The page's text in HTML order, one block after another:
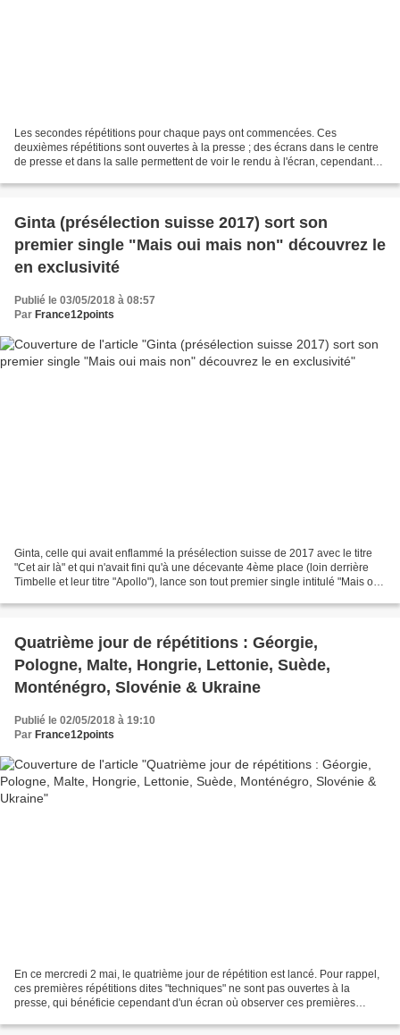
Les secondes répétitions pour chaque pays ont commencées. Ces
deuxièmes répétitions sont ouvertes à la presse ; des écrans dans le centre
de presse et dans la salle permettent de voir le rendu à l'écran, cependant
Ginta (présélection suisse 2017) sort son
premier single "Mais oui mais non" découvrez le
en exclusivité
Publié le 03/05/2018 à 08:57
Par France12points
Ginta, celle qui avait enflammé la présélection suisse de 2017 avec le titre
"Cet air là" et qui n'avait fini qu'à une décevante 4ème place (loin derrière
Timbelle et leur titre "Apollo"), lance son tout premier single intitulé "Mais oui
Quatrième jour de répétitions : Géorgie,
Pologne, Malte, Hongrie, Lettonie, Suède,
Monténégro, Slovénie & Ukraine
Publié le 02/05/2018 à 19:10
Par France12points
En ce mercredi 2 mai, le quatrième jour de répétition est lancé. Pour rappel,
ces premières répétitions dites "techniques" ne sont pas ouvertes à la
presse, qui bénéficie cependant d'un écran où observer ces premières